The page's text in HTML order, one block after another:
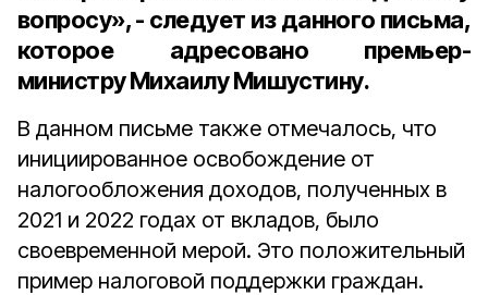
вопросу», - следует из данного письма,
которое адресовано премьер-
министру Михаилу Мишустину.
В данном письме также отмечалось, что
инициированное освобождение от
налогообложения доходов, полученных в
2021 и 2022 годах от вкладов, было
своевременной мерой. Это положительный
пример налоговой поддержки граждан.